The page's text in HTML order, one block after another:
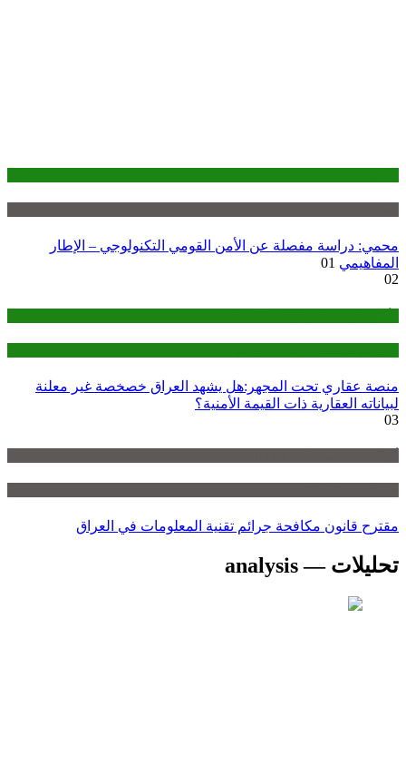
محمي: دراسة مفصلة عن الأمن القومي التكنولوجي – الإطار
المفاهيمي 01
02
منصة عقاري تحت المجهر:هل يشهد العراق خصخصة غير معلنة
لبياناته العقارية ذات القيمة الأمنية؟
03
مقترح قانون مكافحة جرائم تقنية المعلومات في العراق
تحليلات — analysis